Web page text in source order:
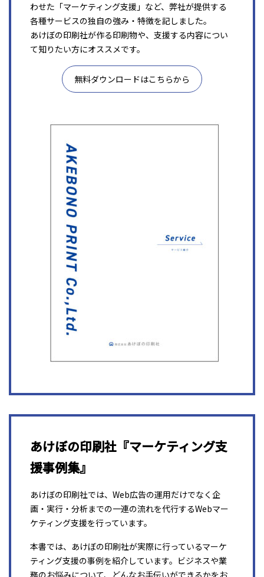
わせた「マーケティング支援」など、弊社が提供する
各種サービスの独自の強み・特徴を記しました。
あけぼの印刷社が作る印刷物や、支援する内容につい
て知りたい方にオススメです。
無料ダウンロードはこちらから
あけぼの印刷社『マーケティング支
援事例集』
あけぼの印刷社では、Web広告の運用だけでなく企
画・実行・分析までの一連の流れを代行するWebマー
ケティング支援を行っています。
本書では、あけぼの印刷社が実際に行っているマーケ
ティング支援の事例を紹介しています。ビジネスや業
務のお悩みについて、どんなお手伝いができるかをお